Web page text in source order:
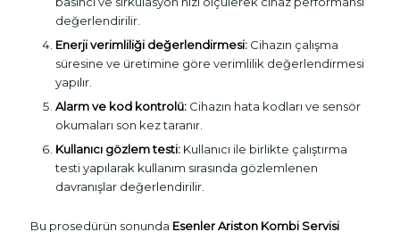
değerlendirilir.
Enerji verimliliği değerlendirmesi:Cihazın çalışma
süresine ve üretimine göre verimlilik değerlendirmesi
yapılır.
Alarm ve kod kontrolü:Cihazın hata kodları ve sensör
okumaları son kez taranır.
Kullanıcı gözlem testi:Kullanıcı ile birlikte çalıştırma
testi yapılarak kullanım sırasında gözlemlenen
davranışlar değerlendirilir.
Bu prosedürün sonunda Esenler Ariston Kombi Servisi